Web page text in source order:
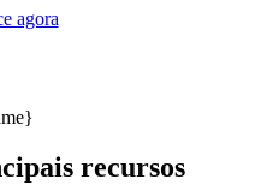
agora
recursos